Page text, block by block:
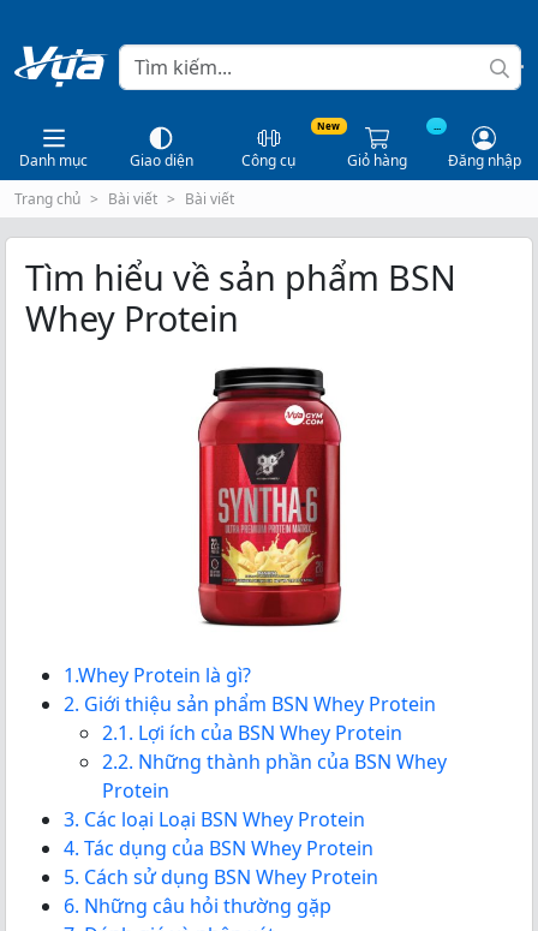
Danh mục Giao diện
New
Công cụ
...
Giỏ hàng
Đăng nhập
Trang chủ
Bài viết Bài viết
Tìm hiểu về sản phẩm BSN
Whey Protein
1.Whey Protein là gì?
2. Giới thiệu sản phẩm BSN Whey Protein
2.1. Lợi ích của BSN Whey Protein
2.2. Những thành phần của BSN Whey
Protein
3. Các loại Loại BSN Whey Protein
4. Tác dụng của BSN Whey Protein
5. Cách sử dụng BSN Whey Protein
6. Những câu hỏi thường gặp